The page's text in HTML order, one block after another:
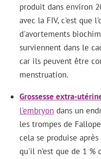
produit dans environ
avec la FIV, c'est que
d'avortements
surviennent dans le
car ils peuvent être
menstruation.
Grossesse extra-
l'embryon dans un
les trompes de
cela se produise
qu'il n'est que de 1 %